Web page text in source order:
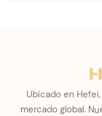
Ubicado en
mercado global.